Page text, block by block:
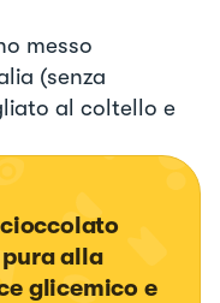
messo
(senza
al coltello e
alla
glicemico e